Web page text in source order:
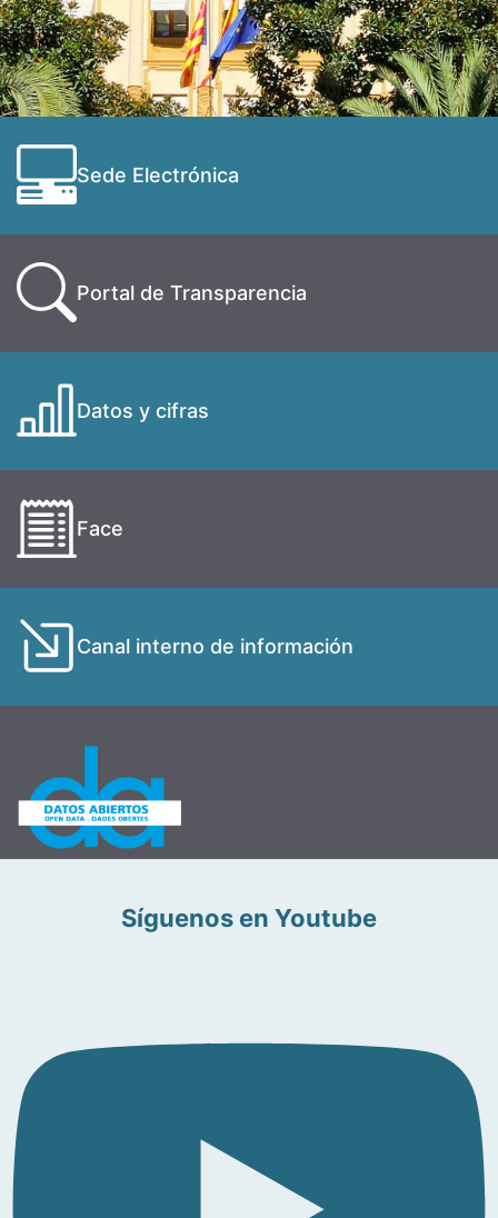
Sede Electrónica
Portal de Transparencia
Datos y cifras
Face
Canal interno de información
Síguenos en Youtube